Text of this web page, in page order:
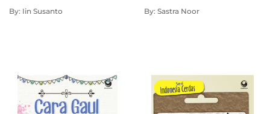
(Bersama Miss Word)
By: Iin Susanto By: Sastra Noor